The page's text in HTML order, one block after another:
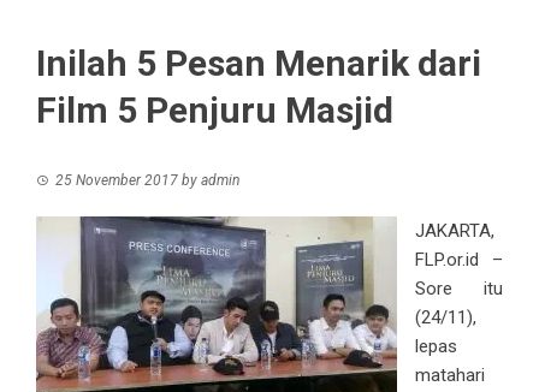
Inilah 5 Pesan Menarik dari
Film 5 Penjuru Masjid
25 November 2017 by admin
JAKARTA,
FLP.or.id –
Sore itu
(24/11),
lepas
matahari